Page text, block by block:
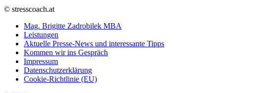
YouTube
opens
new
window
Linkedin
opens
new
window
XING
opens
new
window
© stresscoach.at
Mag. Brigitte Zadrobilek MBA
Leistungen
Aktuelle Presse-News und interessante Tipps
Kommen wir ins Gespräch
Impressum
Datenschutzerklärung
Cookie-Richtlinie (EU)